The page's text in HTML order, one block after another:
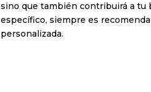
sino que también contribuirá a tu
específico, siempre es
personalizada.